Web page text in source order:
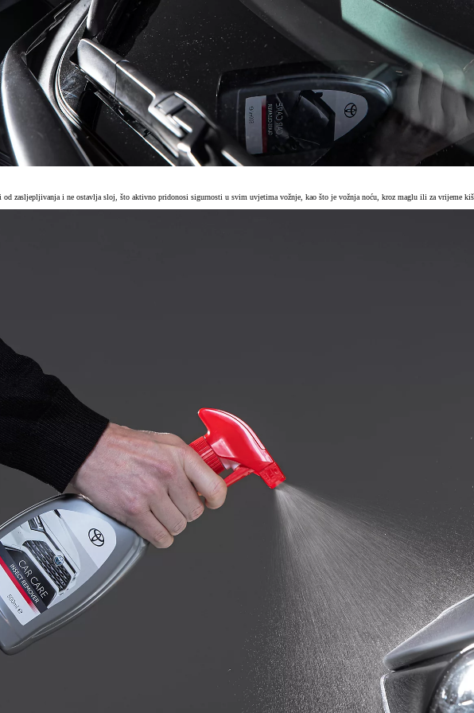
zasljepljivanja i ne ostavlja sloj, što aktivno pridonosi sigurnosti u svim uvjetima vožnje, kao što je vožnja noću, kroz maglu ili za vrijeme